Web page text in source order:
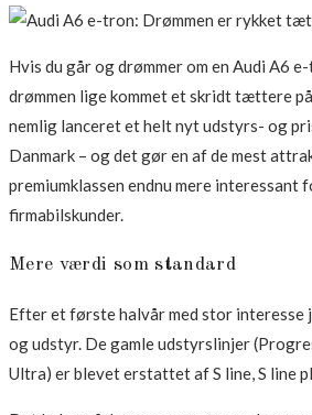
on
Hvis du går og drømmer om en Audi A6
drømmen lige kommet et skridt tættere
nemlig lanceret et helt nyt udstyrs- og
Danmark – og det gør en af de mest
premiumklassen endnu mere interessant
firmabilskunder.
Mere værdi som standard
Efter et første halvår med stor interesse
og udstyr. De gamle udstyrslinjer
Ultra) er blevet erstattet af S line, S line